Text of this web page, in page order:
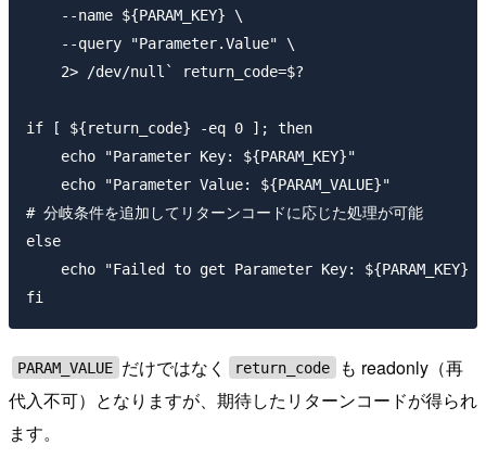
    --name ${PARAM_KEY} \
    --query "Parameter.Value" \
    2> /dev/null` return_code=$?
if [ ${return_code} -eq 0 ]; then
    echo "Parameter Key: ${PARAM_KEY}"
    echo "Parameter Value: ${PARAM_VALUE}"
# 分岐条件を追加してリターンコードに応じた処理が可能
else
echo "Failed to get Parameter Key: ${PARAM_KEY}
PARAM_VALUE だけではなく return_code
も readonly（再
代入不可）となりますが、期待したリターンコードが得られ
ます。